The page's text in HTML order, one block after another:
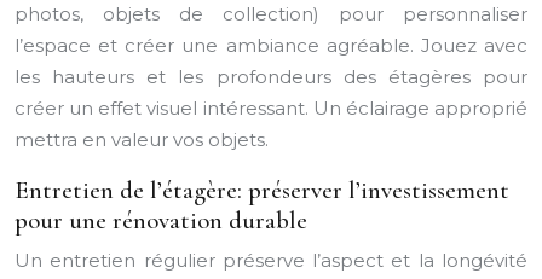
photos, objets de collection) pour personnaliser
l’espace et créer une ambiance agréable. Jouez avec
les hauteurs et les profondeurs des étagères pour
créer un effet visuel intéressant. Un éclairage approprié
mettra en valeur vos objets.
Entretien de l’étagère: préserver l’investissement
pour une rénovation durable
Un entretien régulier préserve l’aspect et la longévité